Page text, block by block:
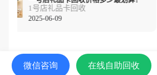
1号店礼品卡回收
2025-06-09
微信咨询 在线自助回收